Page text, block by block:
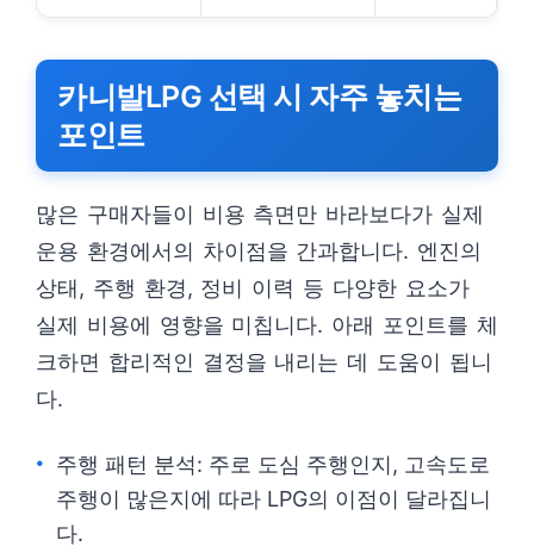
카니발LPG 선택 시 자주 놓치는
포인트
많은 구매자들이 비용 측면만 바라보다가 실제
운용 환경에서의 차이점을 간과합니다. 엔진의
상태, 주행 환경, 정비 이력 등 다양한 요소가
실제 비용에 영향을 미칩니다. 아래 포인트를 체
크하면 합리적인 결정을 내리는 데 도움이 됩니
다.
주행 패턴 분석: 주로 도심 주행인지, 고속도로
주행이 많은지에 따라 LPG의 이점이 달라집니
다.